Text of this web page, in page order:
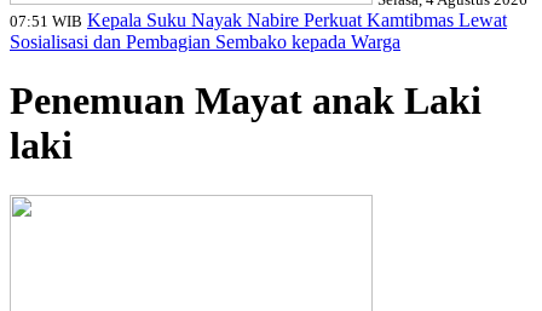
07:51 WIB Kepala Suku Nayak Nabire Perkuat Kamtibmas Lewat
Sosialisasi dan Pembagian Sembako kepada Warga
Penemuan Mayat anak Laki
laki